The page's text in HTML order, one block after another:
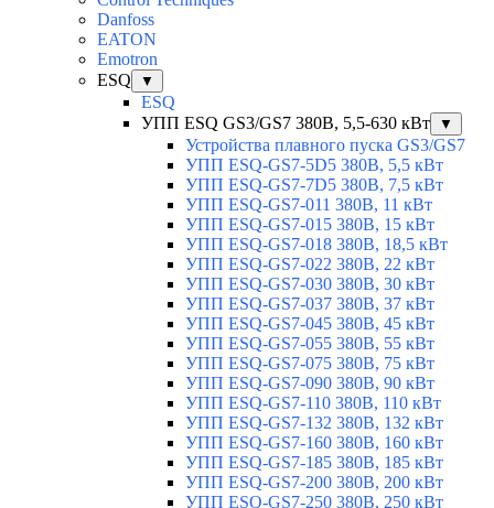
Danfoss
EATON
Emotron
ESQ
▼
ESQ
УПП ESQ GS3/GS7 380В, 5,5-630 кВт
▼
Устройства плавного пуска GS3/GS7
УПП ESQ-GS7-5D5 380В, 5,5 кВт
УПП ESQ-GS7-7D5 380В, 7,5 кВт
УПП ESQ-GS7-011 380В, 11 кВт
УПП ESQ-GS7-015 380В, 15 кВт
УПП ESQ-GS7-018 380В, 18,5 кВт
УПП ESQ-GS7-022 380В, 22 кВт
УПП ESQ-GS7-030 380В, 30 кВт
УПП ESQ-GS7-037 380В, 37 кВт
УПП ESQ-GS7-045 380В, 45 кВт
УПП ESQ-GS7-055 380В, 55 кВт
УПП ESQ-GS7-075 380В, 75 кВт
УПП ESQ-GS7-090 380В, 90 кВт
УПП ESQ-GS7-110 380В, 110 кВт
УПП ESQ-GS7-132 380В, 132 кВт
УПП ESQ-GS7-160 380В, 160 кВт
УПП ESQ-GS7-185 380В, 185 кВт
УПП ESQ-GS7-200 380В, 200 кВт
УПП ESQ-GS7-250 380В, 250 кВт